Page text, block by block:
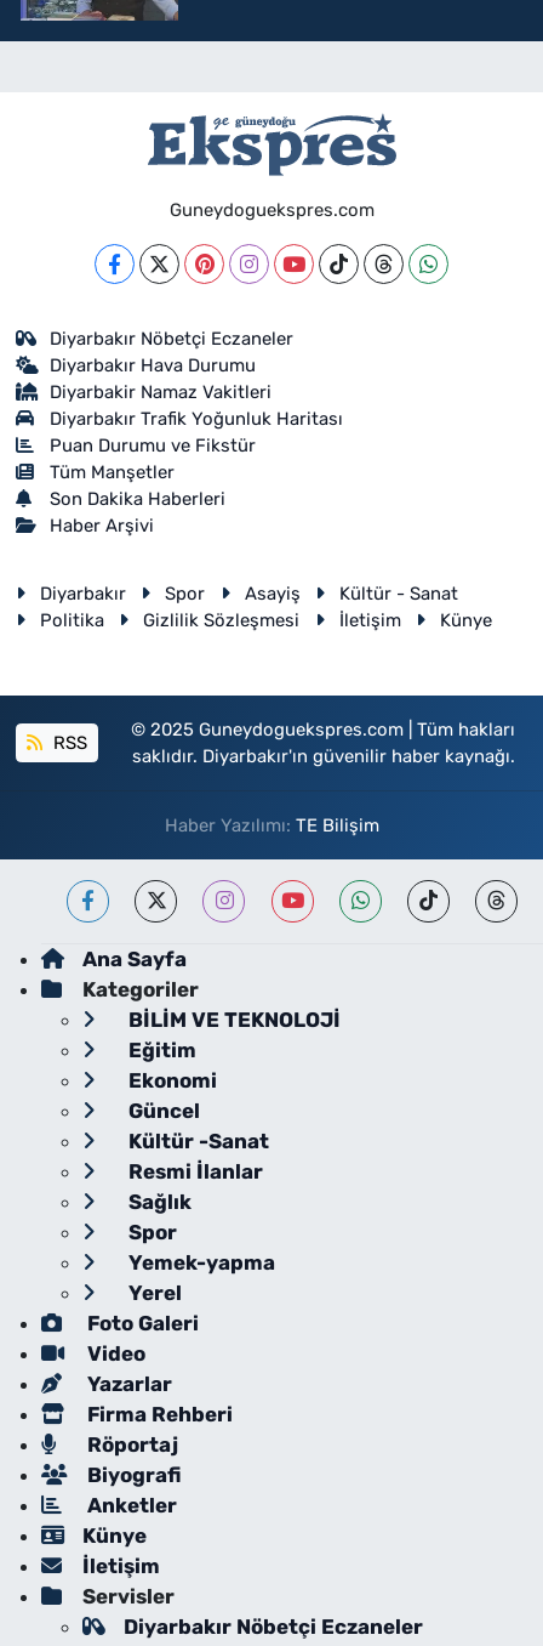
Guneydoguekspres.com
Diyarbakır Nöbetçi Eczaneler
Diyarbakır Hava Durumu
Diyarbakir Namaz Vakitleri
Diyarbakır Trafik Yoğunluk Haritası
Puan Durumu ve Fikstür
Tüm Manşetler
Son Dakika Haberleri
Haber Arşivi
Diyarbakır Spor Asayiş
Kültür - Sanat
Politika
Gizlilik Sözleşmesi İletişim Künye
RSS
© 2025 Guneydoguekspres.com | Tüm hakları
saklıdır. Diyarbakır'ın güvenilir haber kaynağı.
Haber Yazılımı: TE Bilişim
Ana Sayfa
Kategoriler
BİLİM VE TEKNOLOJİ
Eğitim
Ekonomi
Güncel
Kültür -Sanat
Resmi İlanlar
Sağlık
Spor
Yemek-yapma
Yerel
Foto Galeri
Video
Yazarlar
Firma Rehberi
Röportaj
Biyografi
Anketler
Künye
İletişim
Servisler
Diyarbakır Nöbetçi Eczaneler